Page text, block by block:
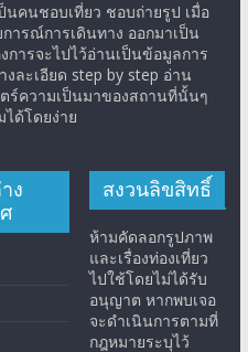
นคนชอบเที่ยว ชอบถ่ายรูป เมื่อ
ารณ์การเดินทาง ออกมาเป็น
การจะไปไว้อ่านเป็นข้อมูลการ
งละเอียด step by step อ่าน
ร์ความเป็นมาของสถานที่นั้นๆ
ด้โดยง่าย
ง
สงวนลิขสิทธิ์
ห้ามคัดลอกรูปภาพ
และเรื่องท่องเที่ยว
ไปใช้โดยไม่ได้รับ
อนุญาต หากพบเจอ
จะดำเนินการตามที่
กฎหมายระบุไว้